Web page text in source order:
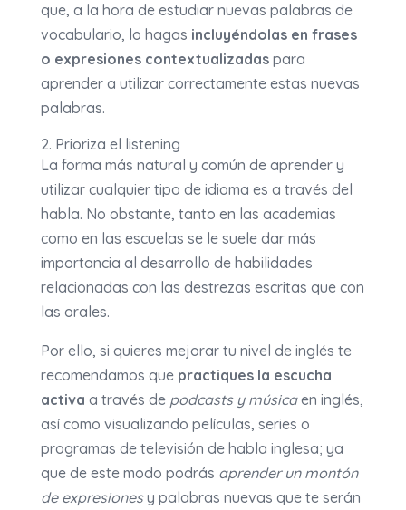
que, a la hora de estudiar nuevas palabras de
vocabulario, lo hagas incluyéndolas en frases
o expresiones contextualizadaspara
aprender a utilizar correctamente estas nuevas
palabras.
2. Prioriza el listening
La forma más natural y común de aprender y
utilizar cualquier tipo de idioma es a través del
habla. No obstante, tanto en las academias
como en las escuelas se le suele dar más
importancia al desarrollo de habilidades
relacionadas con las destrezas escritas que con
las orales.
Por ello, si quieres mejorar tu nivel de inglés te
recomendamos que practiques la escucha
activa a través de podcasts y músicaen inglés,
así como visualizando películas, series o
programas de televisión de habla inglesa; ya
que de este modo podrás aprender un montón
de expresionesy palabras nuevas que te serán